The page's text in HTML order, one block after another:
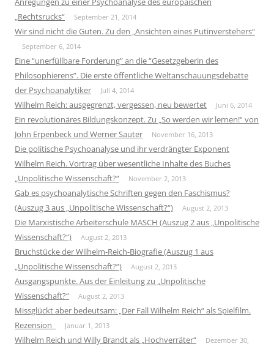
„Rechtsrucks“
September 21, 2014
Wir sind nicht die Guten. Zu den „Ansichten eines Putinverstehers“
September 6, 2014
Eine “unerfüllbare Forderung” an die “Gesetzgeberin des
Philosophierens”. Die erste öffentliche Weltanschauungsdebatte
der Psychoanalytiker
Juli 4, 2014
Wilhelm Reich: ausgegrenzt, vergessen, neu bewertet Juni 6, 2014
Ein revolutionäres Bildungskonzept. Zu „So werden wir lernen!“ von
John Erpenbeck und Werner Sauter
November 16, 2013
Die politische Psychoanalyse und ihr verdrängter Exponent
Wilhelm Reich. Vortrag über wesentliche Inhalte des Buches
„Unpolitische Wissenschaft?“
November 2, 2013
Gab es psychoanalytische Schriften gegen den Faschismus?
(Auszug 3 aus „Unpolitische Wissenschaft?“)
August 2, 2013
Die Marxistische Arbeiterschule MASCH (Auszug 2 aus „Unpolitische
Wissenschaft?“)
August 2, 2013
Bruchstücke der Wilhelm-Reich-Biografie (Auszug 1 aus
„Unpolitische Wissenschaft?“)
August 2, 2013
Ausgangspunkte. Aus der Einleitung zu „Unpolitische
Wissenschaft?“
August 2, 2013
Missglückt aber bedeutsam: „Der Fall Wilhelm Reich“ als Spielfilm.
Rezension
Januar 1, 2013
Wilhelm Reich und Willy Brandt als „Hochverräter“
Dezember 30,